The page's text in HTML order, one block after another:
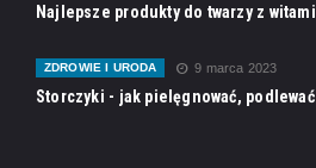
Najlepsze produkty do twarzy z
ZDROWIE I URODA 9 marca 2023
Storczyki - jak pielęgnować,